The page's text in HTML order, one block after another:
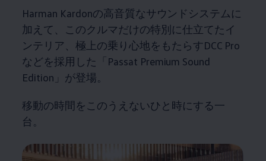
Harman Kardonの高音質なサウンドシステムに
加えて、このクルマだけの特別に仕立てたイ
ンテリア、極上の乗り心地をもたらすDCC Pro
などを採用した「Passat Premium Sound
Edition」が登場。
移動の時間をこのうえないひと時にする一
台。